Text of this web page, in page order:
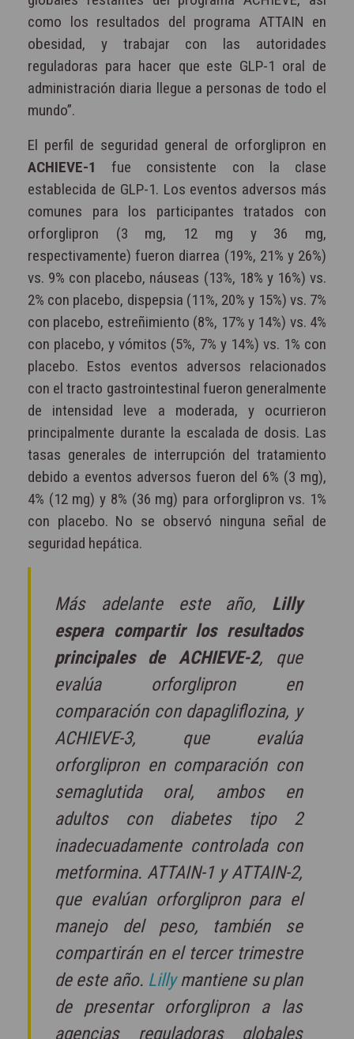
como los resultados del programa ATTAIN en
obesidad, y trabajar con las autoridades
reguladoras para hacer que este GLP-1 oral de
administración diaria llegue a personas de todo el
mundo”.
El perfil de seguridad general de orforglipron en
ACHIEVE-1
fue consistente con la clase
establecida de GLP-1. Los eventos adversos más
comunes para los participantes tratados con
orforglipron (3 mg, 12 mg y 36 mg,
respectivamente) fueron diarrea (19%, 21% y 26%)
vs. 9% con placebo, náuseas (13%, 18% y 16%) vs.
2% con placebo, dispepsia (11%, 20% y 15%) vs. 7%
con placebo, estreñimiento (8%, 17% y 14%) vs. 4%
con placebo, y vómitos (5%, 7% y 14%) vs. 1% con
placebo. Estos eventos adversos relacionados
con el tracto gastrointestinal fueron generalmente
de intensidad leve a moderada, y ocurrieron
principalmente durante la escalada de dosis. Las
tasas generales de interrupción del tratamiento
debido a eventos adversos fueron del 6% (3 mg),
4% (12 mg) y 8% (36 mg) para orforglipron vs. 1%
con placebo. No se observó ninguna señal de
seguridad hepática.
Más adelante este año, Lilly
espera compartir los resultados
principales de ACHIEVE-2, que
evalúa orforglipron en
comparación con dapagliflozina, y
ACHIEVE-3, que evalúa
orforglipron en comparación con
semaglutida oral, ambos en
adultos con diabetes tipo 2
inadecuadamente controlada con
metformina. ATTAIN-1 y ATTAIN-2,
que evalúan orforglipron para el
manejo del peso, también se
compartirán en el tercer trimestre
de este año. Lillymantiene su plan
de presentar orforglipron a las
agencias reguladoras globales